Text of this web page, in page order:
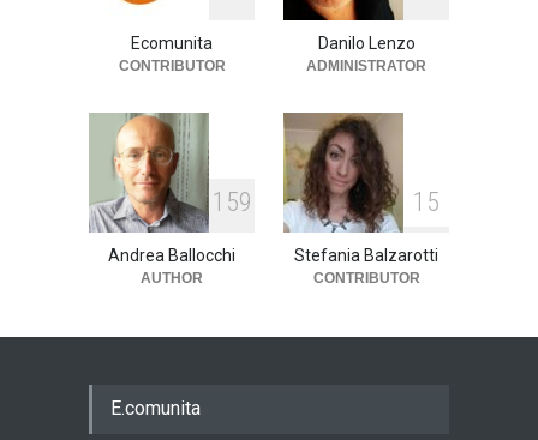
Ecomunita
CONTRIBUTOR
Danilo Lenzo
ADMINISTRATOR
1 59
Andrea Ballocchi
AUTHOR
1 5
Stefania Balzarotti
CONTRIBUTOR
E.comunita